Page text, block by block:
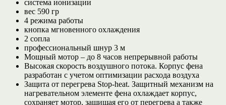
система ионизации
вес 590 гр
4 режима работы
кнопка мгновенного охлаждения
2 сопла
профессиональный шнур 3 м
Мощный мотор – до 8 часов непрерывной работы
Высокая скорость воздушного потока. Корпус фена
разработан с учетом оптимизации расхода воздуха
Защита от перегрева Stop-heat. Защитный механизм на
нагревательном элементе фена охлаждает корпус,
сохраняет мотор, защищая его от перегрева а также